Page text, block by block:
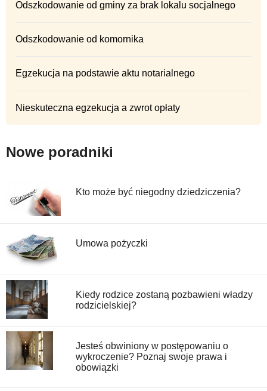
Odszkodowanie od gminy za brak lokalu socjalnego
Odszkodowanie od komornika
Egzekucja na podstawie aktu notarialnego
Nieskuteczna egzekucja a zwrot opłaty
Nowe poradniki
Kto może być niegodny dziedziczenia?
Umowa pożyczki
Kiedy rodzice zostaną pozbawieni władzy
rodzicielskiej?
Jesteś obwiniony w postępowaniu o
wykroczenie? Poznaj swoje prawa i
obowiązki